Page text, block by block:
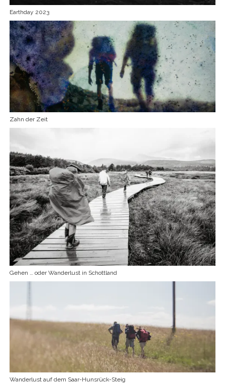
Earthday 2023
Zahn der Zeit
Gehen … oder Wanderlust in Schottland
Wanderlust auf dem Saar-Hunsrück-Steig